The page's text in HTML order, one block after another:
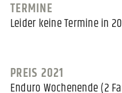
TERMINE
Leider keine Termine in
PREIS 2021
Enduro Wochenende (2